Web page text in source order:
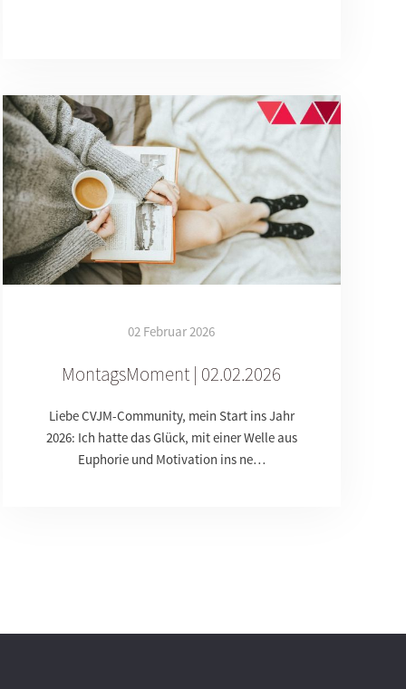
02 Februar 2026
MontagsMoment | 02.02.2026
Liebe CVJM-Community, mein Start ins Jahr
2026: Ich hatte das Glück, mit einer Welle aus
Euphorie und Motivation ins ne…